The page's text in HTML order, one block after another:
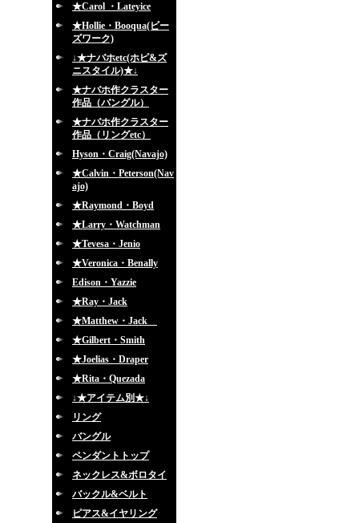
★Carol ・Lateyice
★Hollie・Booqua(ビー
ズワーク)
↓★ナバホetc(ホピ&ズ
ニスタイル)★↓
★ナバホ作クラスター
作品（バングル）
★ナバホ作クラスター
作品（リングetc）
Hyson・Craig(Navajo)
★Calvin・Peterson(Nav
ajo)
★Raymond・Boyd
★Larry・Watchman
★Tevesa・Jenio
★Veronica・Benally
Edison・Yazzie
★Ray・Jack
★Matthew・Jack
★Gilbert・Smith
★Joelias・Draper
★Rita・Quezada
↓★アイテム別★↓
リング
バングル
ペンダントトップ
ネックレス&ボロタイ
バックル&ベルト
ピアス&イヤリング